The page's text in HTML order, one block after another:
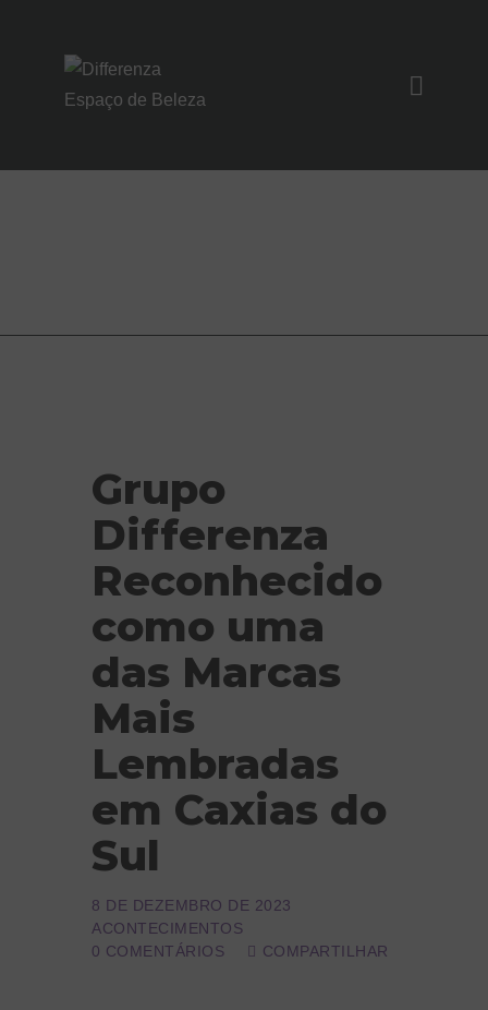
SOBRE NÓS
S
Grupo
Differenza
Reconhecido
como uma
das Marcas
Mais
Lembradas
em Caxias do
Sul
8 DE DEZEMBRO DE 2023
ACONTECIMENTOS
0 COMENTÁRIOS COMPARTILHAR